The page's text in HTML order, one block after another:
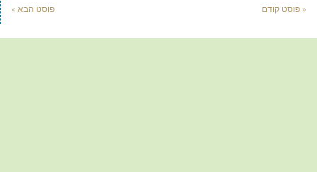
« פוסט קודם פוסט הבא »